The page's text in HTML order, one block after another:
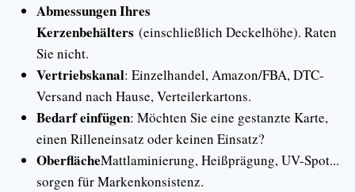
Abmessungen Ihres
Kerzenbehälters (einschließlich Deckelhöhe). Raten
Sie nicht.
Vertriebskanal: Einzelhandel, Amazon/FBA, DTC-
Versand nach Hause, Verteilerkartons.
Bedarf einfügen: Möchten Sie eine gestanzte Karte,
einen Rilleneinsatz oder keinen Einsatz?
OberflächeMattlaminierung, Heißprägung, UV-Spot...
sorgen für Markenkonsistenz.